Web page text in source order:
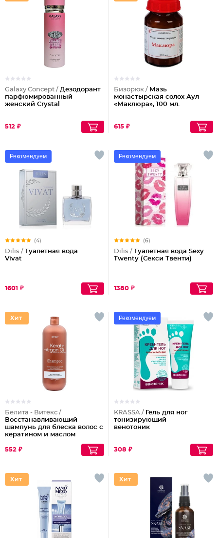
Galaxy Concept / Дезодорант
парфюмированный
женский Crystal
512 ₽
Бизорюк / Мазь
монастырская солох Аул
«Маклюра», 100 мл.
615 ₽
Рекомендуем
(4)
Dilis / Туалетная вода
Vivat
1601 ₽
Рекомендуем
(6)
Dilis / Туалетная вода Sexy
Twenty (Секси Твенти)
1380 ₽
Белита - Витекс /
Восстанавливающий
шампунь для блеска волос с
кератином и маслом
552 ₽
Рекомендуем
KRASSA / Гель для ног
тонизирующий
венотоник
308 ₽